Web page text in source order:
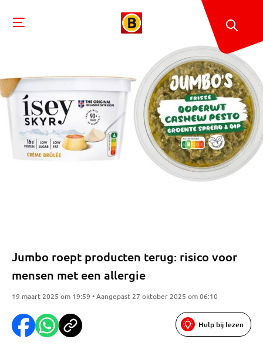
Jumbo roept producten terug: risico voor
mensen met een allergie
19 maart 2025 om 19:59 • Aangepast 27 oktober 2025 om 06:10
Hulp bij lezen